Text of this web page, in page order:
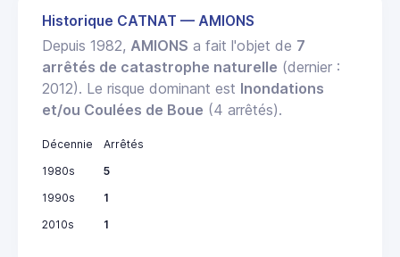
Historique CATNAT — AMIONS
Depuis 1982, AMIONS a fait l'objet de 7
arrêtés de catastrophe naturelle (dernier :
2012). Le risque dominant est Inondations
et/ou Coulées de Boue (4 arrêtés).
Décennie
Arrêtés
1980s
5
1990s
1
2010s
1